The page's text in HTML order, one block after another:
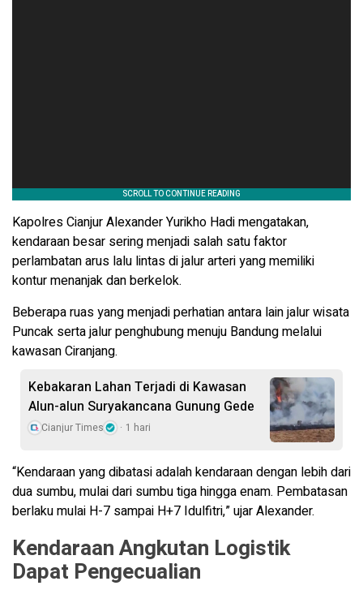
Kapolres Cianjur Alexander Yurikho Hadi mengatakan,
kendaraan besar sering menjadi salah satu faktor
perlambatan arus lalu lintas di jalur arteri yang memiliki
kontur menanjak dan berkelok.
Beberapa ruas yang menjadi perhatian antara lain jalur wisata
Puncak serta jalur penghubung menuju Bandung melalui
kawasan Ciranjang.
Kebakaran Lahan Terjadi di Kawasan
Alun-alun Suryakancana Gunung Gede
Cianjur Times 1 hari
“Kendaraan yang dibatasi adalah kendaraan dengan lebih dari
dua sumbu, mulai dari sumbu tiga hingga enam. Pembatasan
berlaku mulai H-7 sampai H+7 Idulfitri,” ujar Alexander.
Kendaraan Angkutan Logistik
Dapat Pengecualian